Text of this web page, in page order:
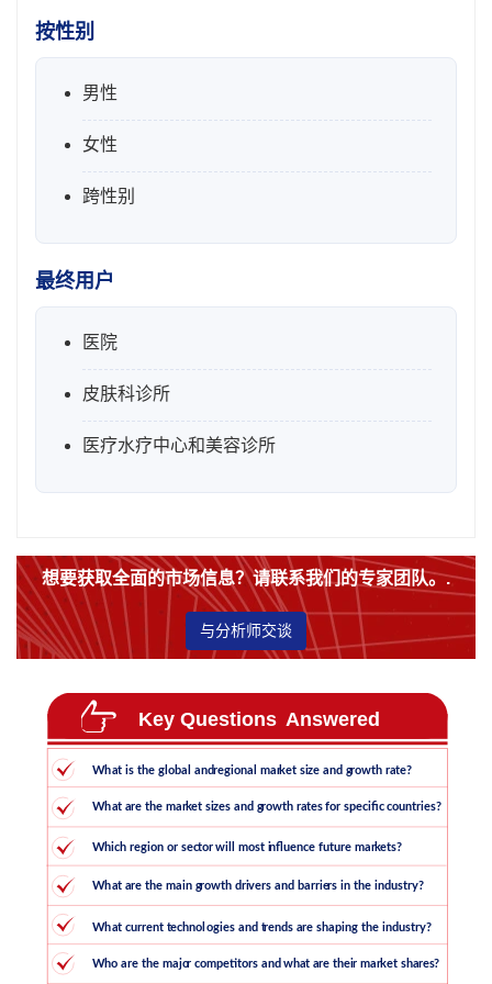
按性别
男性
女性
跨性别
最终用户
医院
皮肤科诊所
医疗水疗中心和美容诊所
想要获取全面的市场信息？请联系我们的专家团队。.
与分析师交谈